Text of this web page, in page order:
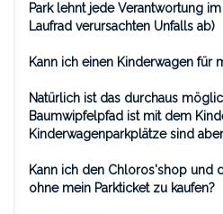
Park lehnt jede Verantwortung
Laufrad verursachten Unfalls ab)
Kann ich einen Kinderwagen für
Natürlich ist das durchaus
Baumwipfelpfad ist mit dem
Kinderwagenparkplätze sind
Kann ich den Chloros'shop und
ohne mein Parkticket zu kaufen?